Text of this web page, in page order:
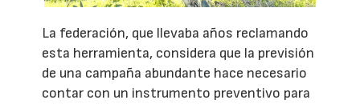
La federación, que llevaba años reclamando
esta herramienta, considera que la previsión
de una campaña abundante hace necesario
contar con un instrumento preventivo para